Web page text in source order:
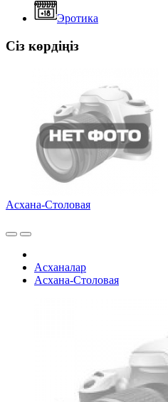
Эротика
Сіз көрдіңіз
Асхана-Столовая
Асханалар
Асхана-Столовая